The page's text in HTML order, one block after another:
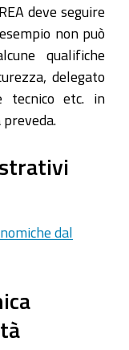
deve seguire
non può
qualifiche
delegato
tecnico etc. in
dal